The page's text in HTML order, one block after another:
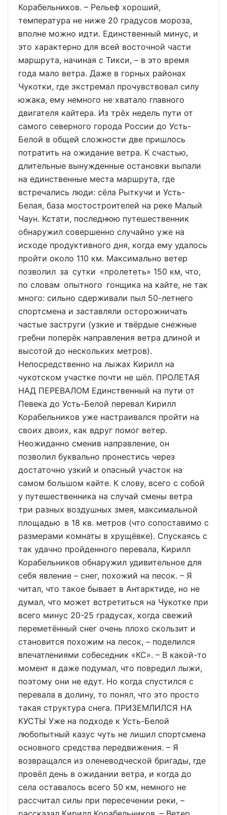
Корабельников. – Рельеф хороший,
температура не ниже 20 градусов мороза,
вполне можно идти. Единственный минус, и
это характерно для всей восточной части
маршрута, начиная с Тикси, – в это время
года мало ветра. Даже в горных районах
Чукотки, где экстремал прочувствовал силу
южака, ему немного не хватало главного
двигателя кайтера. Из трёх недель пути от
самого северного города России до Усть-
Белой в общей сложности две пришлось
потратить на ожидание ветра. К счастью,
длительные вынужденные остановки выпали
на единственные места маршрута, где
встречались люди: сёла Рыткучи и Усть-
Белая, база мостостроителей на реке Малый
Чаун. Кстати, последнюю путешественник
обнаружил совершенно случайно уже на
исходе продуктивного дня, когда ему удалось
пройти около 110 км. Максимально ветер
позволил за сутки «пролететь» 150 км, что,
по словам опытного гонщика на кайте, не так
много: сильно сдерживали пыл 50-летнего
спортсмена и заставляли осторожничать
частые заструги (узкие и твёрдые снежные
гребни поперёк направления ветра длиной и
высотой до нескольких метров).
Непосредственно на лыжах Кирилл на
чукотском участке почти не шёл. ПРОЛЕТАЯ
НАД ПЕРЕВАЛОМ Единственный на пути от
Певека до Усть-Белой перевал Кирилл
Корабельников уже настраивался пройти на
своих двоих, как вдруг помог ветер.
Неожиданно сменив направление, он
позволил буквально пронестись через
достаточно узкий и опасный участок на
самом большом кайте. К слову, всего с собой
у путешественника на случай смены ветра
три разных воздушных змея, максимальной
площадью в 18 кв. метров (что сопоставимо с
размерами комнаты в хрущёвке). Спускаясь с
так удачно пройденного перевала, Кирилл
Корабельников обнаружил удивительное для
себя явление – снег, похожий на песок. – Я
читал, что такое бывает в Антарктиде, но не
думал, что может встретиться на Чукотке при
всего минус 20-25 градусах, когда свежий
переметённый снег очень плохо скользит и
становится похожим на песок, – поделился
впечатлениями собеседник «КС». – В какой-то
момент я даже подумал, что повредил лыжи,
поэтому они не едут. Но когда спустился с
перевала в долину, то понял, что это просто
такая структура снега. ПРИЗЕМЛИЛСЯ НА
КУСТЫ Уже на подходе к Усть-Белой
любопытный казус чуть не лишил спортсмена
основного средства передвижения. – Я
возвращался из оленеводческой бригады, где
провёл день в ожидании ветра, и когда до
села оставалось всего 50 км, немного не
рассчитал силы при пересечении реки, –